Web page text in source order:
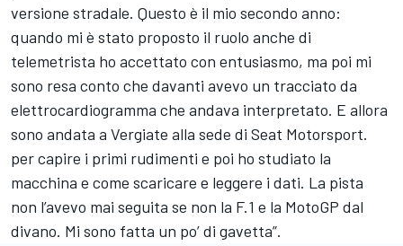
versione stradale. Questo è il mio secondo anno:
quando mi è stato proposto il ruolo anche di
telemetrista ho accettato con entusiasmo, ma poi mi
sono resa conto che davanti avevo un tracciato da
elettrocardiogramma che andava interpretato. E allora
sono andata a Vergiate alla sede di Seat Motorsport.
per capire i primi rudimenti e poi ho studiato la
macchina e come scaricare e leggere i dati. La pista
non l’avevo mai seguita se non la F.1 e la MotoGP dal
divano. Mi sono fatta un po’ di gavetta”.